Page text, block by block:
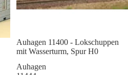
Sale
Auhagen 11400 - Lokschuppen
mit Wasserturm, Spur H0
Auhagen